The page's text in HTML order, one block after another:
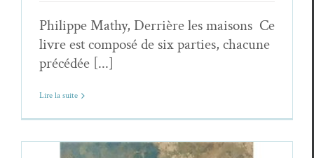
Philippe Mathy, Derrière les maisons Ce
livre est composé de six parties, chacune
précédée [...]
Lire la suite